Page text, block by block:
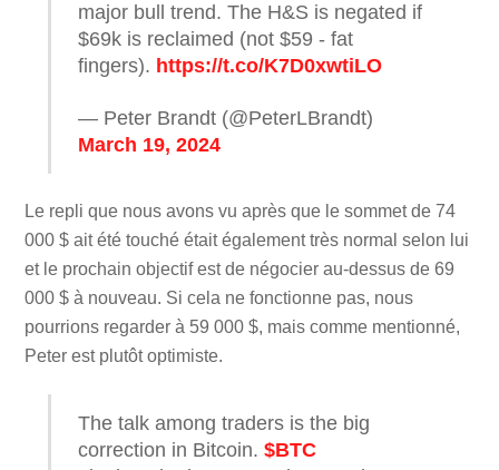
major bull trend. The H&S is negated if
$69k is reclaimed (not $59 - fat
fingers). https://t.co/K7D0xwtiLO
— Peter Brandt (@PeterLBrandt)
March 19, 2024
Le repli que nous avons vu après que le sommet de 74
000 $ ait été touché était également très normal selon lui
et le prochain objectif est de négocier au-dessus de 69
000 $ à nouveau. Si cela ne fonctionne pas, nous
pourrions regarder à 59 000 $, mais comme mentionné,
Peter est plutôt optimiste.
The talk among traders is the big
correction in Bitcoin.$BTC